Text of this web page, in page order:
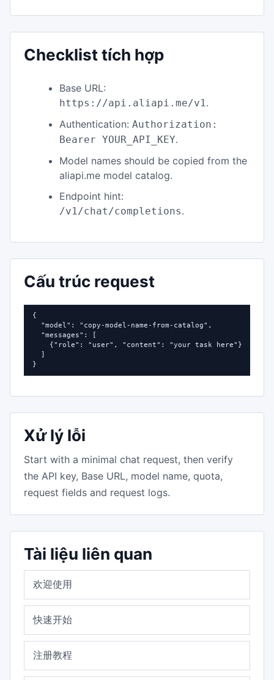
Checklist tích hợp
Base URL:
https://api.aliapi.me/v1.
Authentication: Authorization:
Bearer YOUR_API_KEY.
Model names should be copied from the
aliapi.me model catalog.
Endpoint hint:
/v1/chat/completions.
Cấu trúc request
{
  "model": "copy-model-name-from-catalog",
  "messages": [
    {"role": "user", "content": "your task here"}
  ]
}
Xử lý lỗi
Start with a minimal chat request, then verify
the API key, Base URL, model name, quota,
request fields and request logs.
Tài liệu liên quan
欢迎使用
快速开始
注册教程